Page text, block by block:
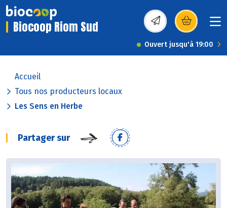
Biocoop Riom Sud (s’ouvre dans une
Ouvert jusqu'à 19:00
Accueil
Tous nos producteurs locaux
Les Sens en Herbe
Partager sur